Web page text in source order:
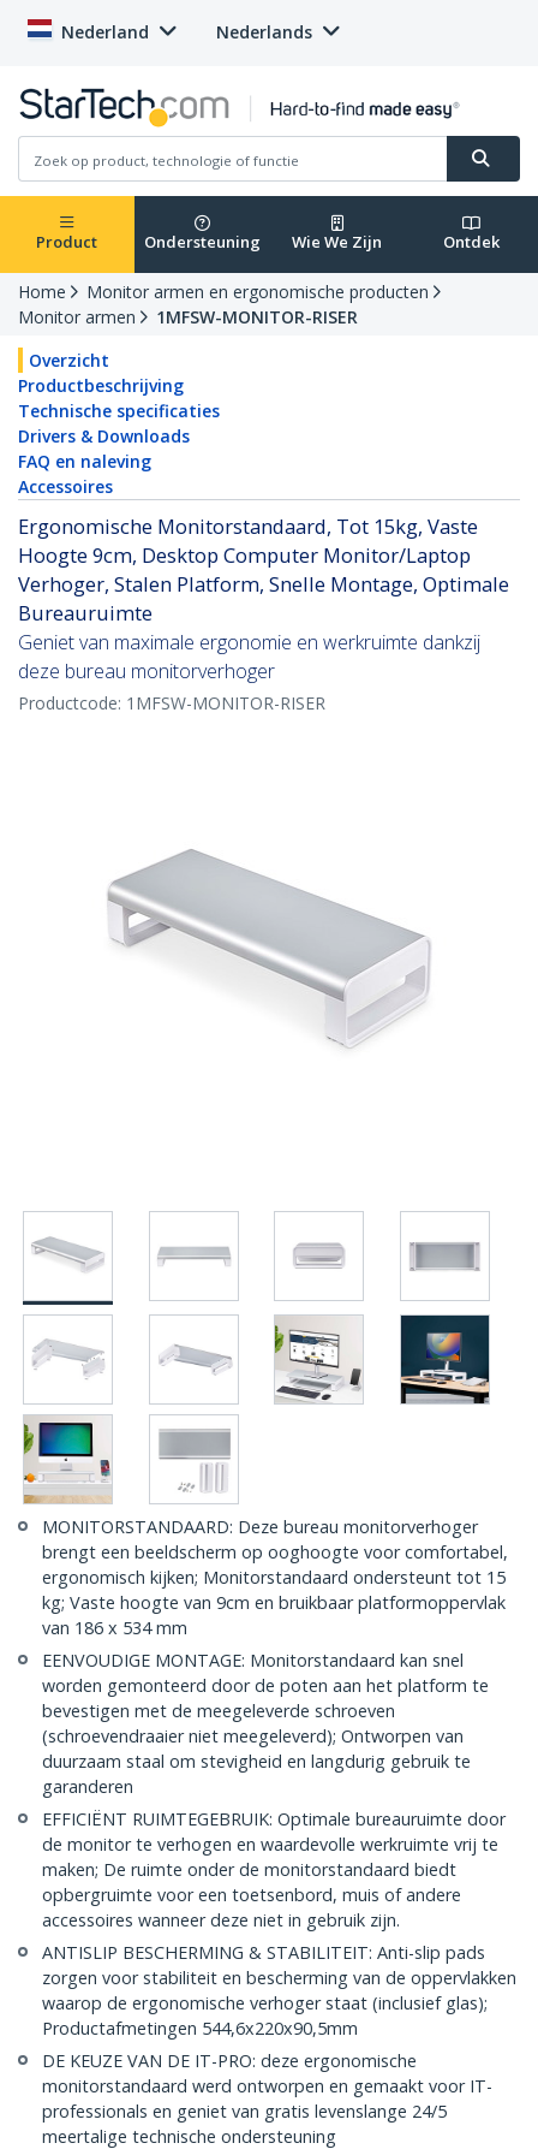
Nederland Nederlands
Product Ondersteuning Wie We Zijn Ontdek
Home
Monitor armen en ergonomische producten
Monitor armen
1MFSW-MONITOR-RISER
Overzicht
Productbeschrijving
Technische specificaties
Drivers & Downloads
FAQ en naleving
Accessoires
Ergonomische Monitorstandaard, Tot 15kg, Vaste
Hoogte 9cm, Desktop Computer Monitor/Laptop
Verhoger, Stalen Platform, Snelle Montage, Optimale
Bureauruimte
Geniet van maximale ergonomie en werkruimte dankzij
deze bureau monitorverhoger
Productcode: 1MFSW-MONITOR-RISER
MONITORSTANDAARD: Deze bureau monitorverhoger
brengt een beeldscherm op ooghoogte voor comfortabel,
ergonomisch kijken; Monitorstandaard ondersteunt tot 15
kg; Vaste hoogte van 9cm en bruikbaar platformoppervlak
van 186 x 534 mm
EENVOUDIGE MONTAGE: Monitorstandaard kan snel
worden gemonteerd door de poten aan het platform te
bevestigen met de meegeleverde schroeven
(schroevendraaier niet meegeleverd); Ontworpen van
duurzaam staal om stevigheid en langdurig gebruik te
garanderen
EFFICIËNT RUIMTEGEBRUIK: Optimale bureauruimte door
de monitor te verhogen en waardevolle werkruimte vrij te
maken; De ruimte onder de monitorstandaard biedt
opbergruimte voor een toetsenbord, muis of andere
accessoires wanneer deze niet in gebruik zijn.
ANTISLIP BESCHERMING & STABILITEIT: Anti-slip pads
zorgen voor stabiliteit en bescherming van de oppervlakken
waarop de ergonomische verhoger staat (inclusief glas);
Productafmetingen 544,6x220x90,5mm
DE KEUZE VAN DE IT-PRO: deze ergonomische
monitorstandaard werd ontworpen en gemaakt voor IT-
professionals en geniet van gratis levenslange 24/5
meertalige technische ondersteuning